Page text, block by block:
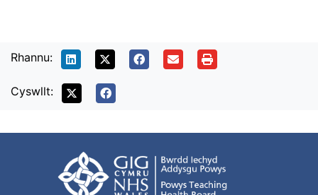
Rhannu:
Cyswllt: